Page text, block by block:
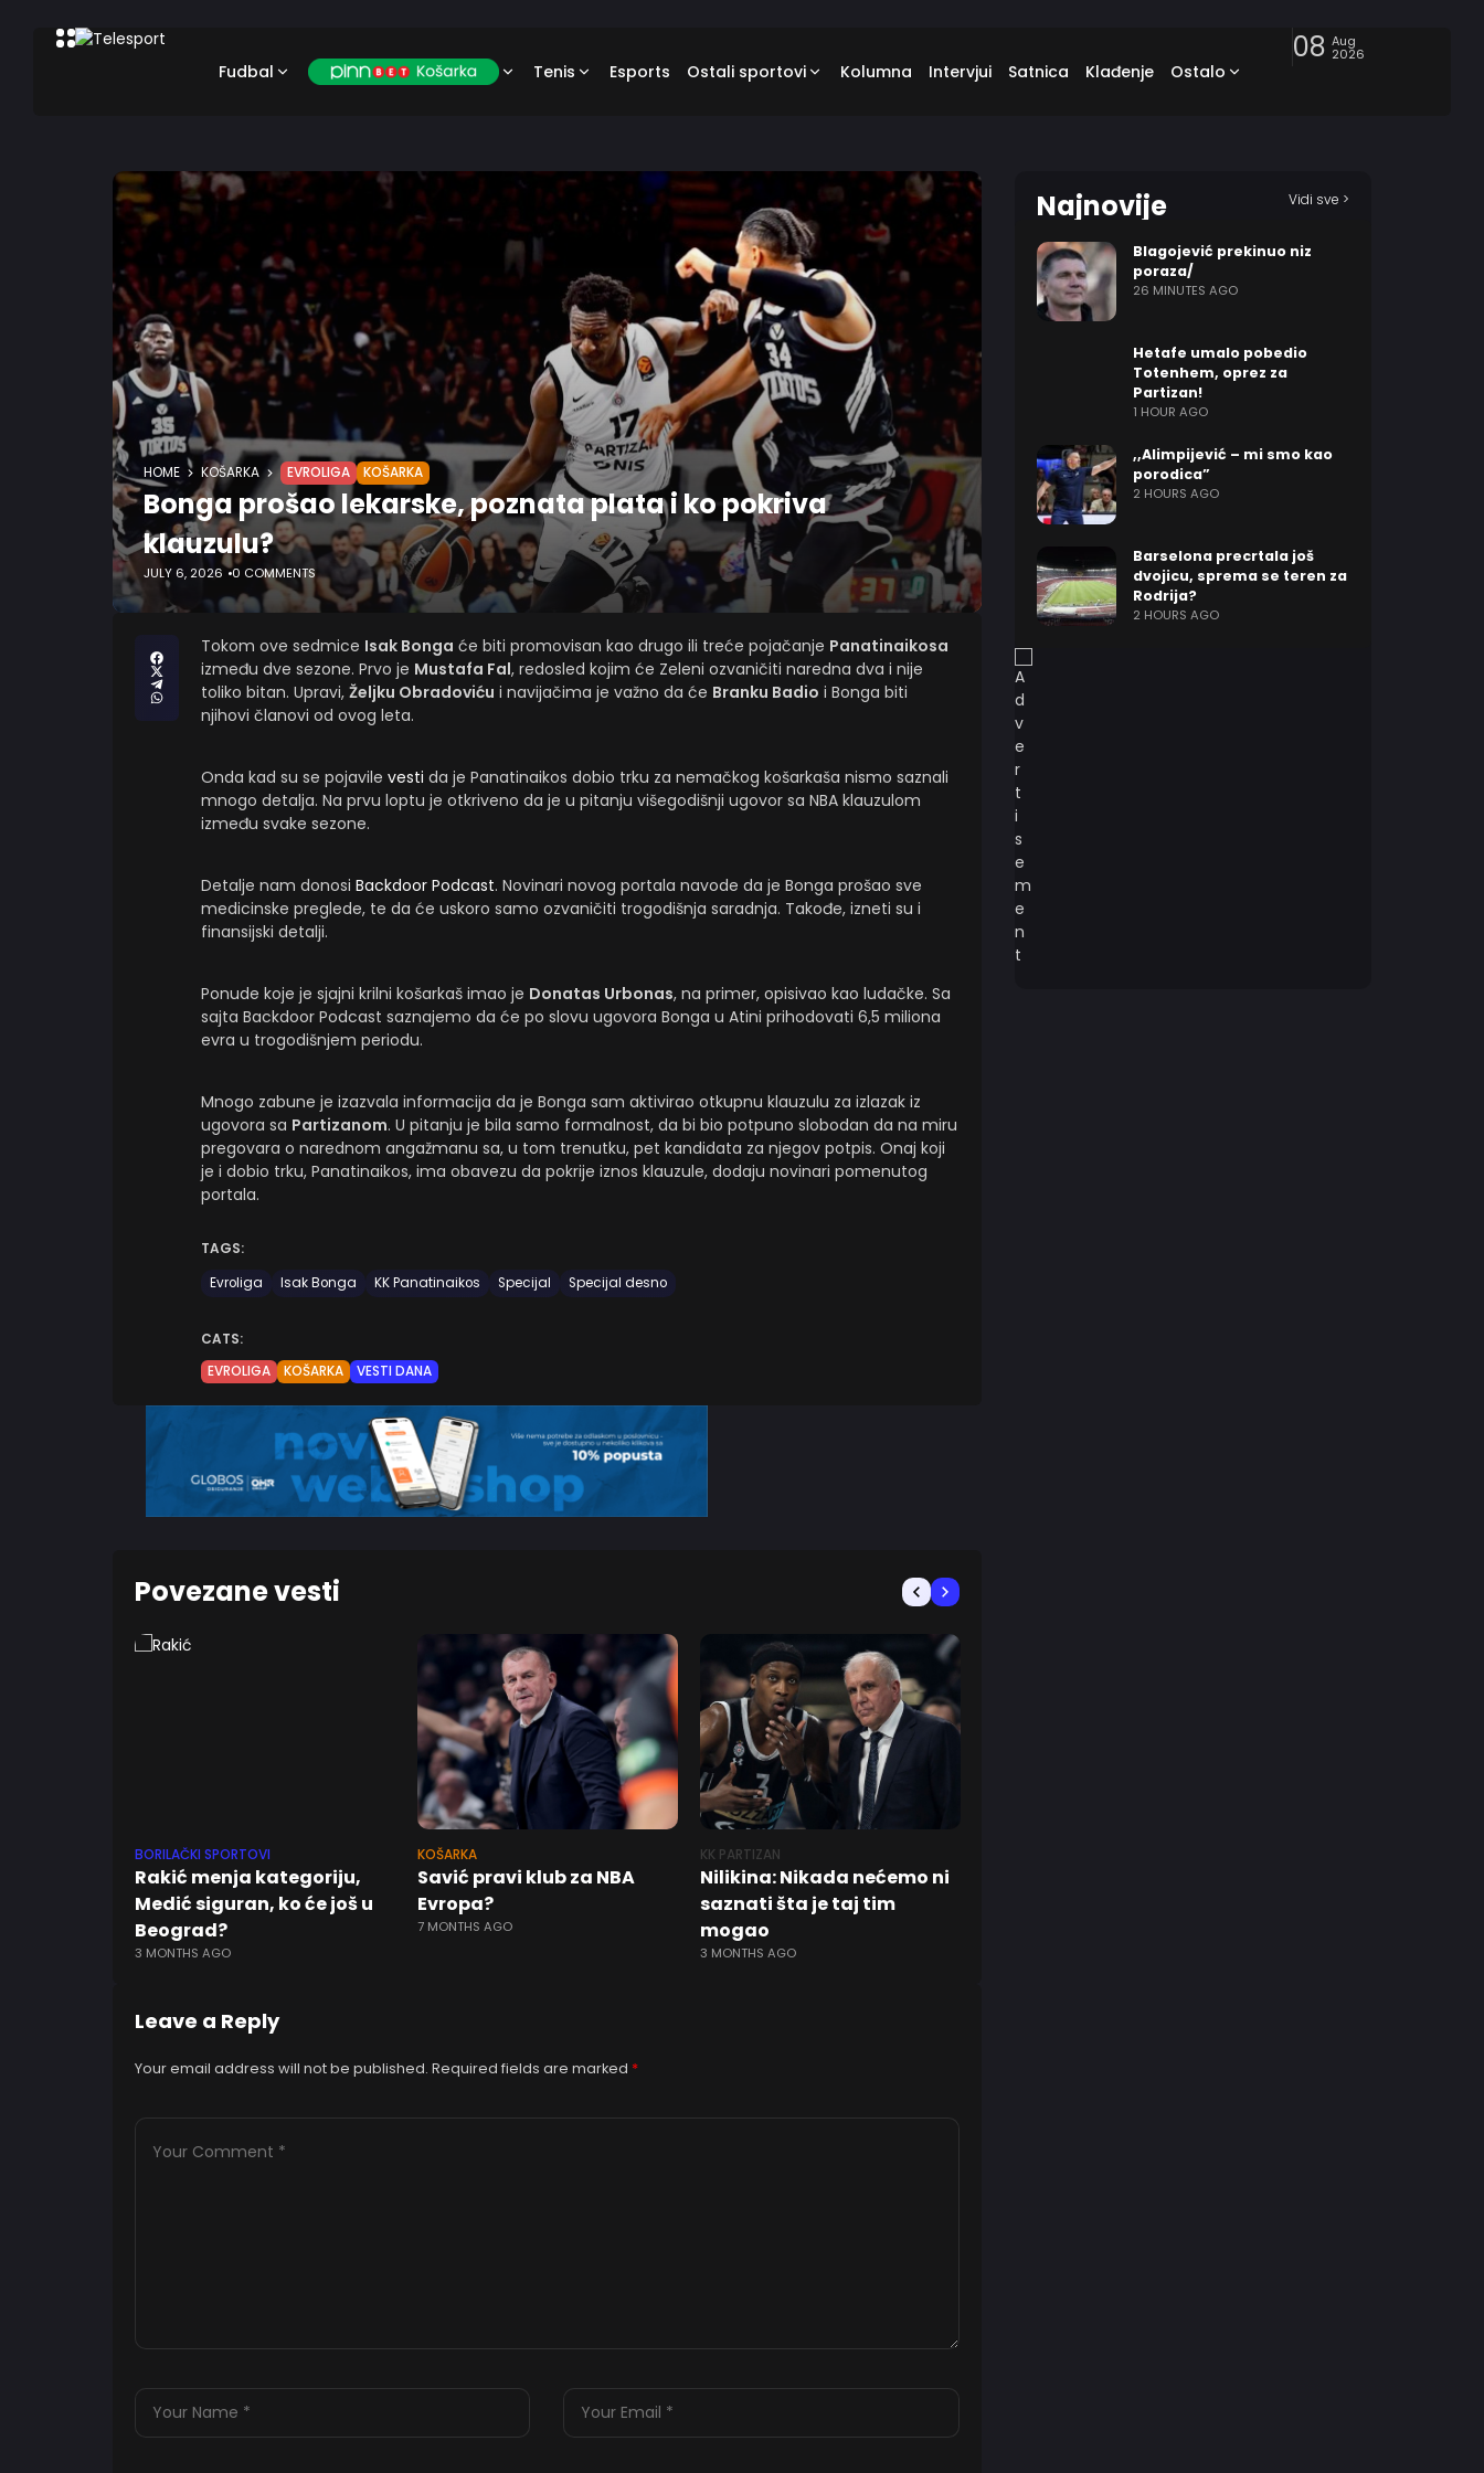
Fudbal Tenis Esports Ostali sportovi Kolumna Intervjui Satnica Klađenje Ostalo
08 Aug
2026
HOME KOŠARKA EVROLIGA KOŠARKA
Bonga prošao lekarske, poznata plata i ko pokriva
klauzulu?
JULY 6, 2026 0 COMMENTS
Tokom ove sedmice Isak Bonga će biti promovisan kao drugo ili treće pojačanje Panatinaikosa
između dve sezone. Prvo je Mustafa Fal, redosled kojim će Zeleni ozvaničiti naredna dva i nije
toliko bitan. Upravi, Željku Obradoviću i navijačima je važno da će Branku Badio i Bonga biti
njihovi članovi od ovog leta.
Onda kad su se pojavile vesti da je Panatinaikos dobio trku za nemačkog košarkaša nismo saznali
mnogo detalja. Na prvu loptu je otkriveno da je u pitanju višegodišnji ugovor sa NBA klauzulom
između svake sezone.
Detalje nam donosi Backdoor Podcast. Novinari novog portala navode da je Bonga prošao sve
medicinske preglede, te da će uskoro samo ozvaničiti trogodišnja saradnja. Takođe, izneti su i
finansijski detalji.
Ponude koje je sjajni krilni košarkaš imao je Donatas Urbonas, na primer, opisivao kao ludačke. Sa
sajta Backdoor Podcast saznajemo da će po slovu ugovora Bonga u Atini prihodovati 6,5 miliona
evra u trogodišnjem periodu.
Mnogo zabune je izazvala informacija da je Bonga sam aktivirao otkupnu klauzulu za izlazak iz
ugovora sa Partizanom. U pitanju je bila samo formalnost, da bi bio potpuno slobodan da na miru
pregovara o narednom angažmanu sa, u tom trenutku, pet kandidata za njegov potpis. Onaj koji
je i dobio trku, Panatinaikos, ima obavezu da pokrije iznos klauzule, dodaju novinari pomenutog
portala.
TAGS:
Evroliga
Isak Bonga KK Panatinaikos Specijal Specijal desno
CATS:
EVROLIGA
KOŠARKA VESTI DANA
Povezane vesti
BORILAČKI SPORTOVI
Rakić menja kategoriju,
Medić siguran, ko će još u
Beograd?
3 MONTHS AGO
KOŠARKA
Savić pravi klub za NBA
Evropa?
7 MONTHS AGO
KK PARTIZAN
Nilikina: Nikada nećemo ni
saznati šta je taj tim
mogao
3 MONTHS AGO
Leave a Reply
Your email address will not be published. Required fields are marked *
Najnovije Vidi sve >
Blagojević prekinuo niz
poraza/
26 MINUTES AGO
Hetafe umalo pobedio
Totenhem, oprez za
Partizan!
1 HOUR AGO
,,Alimpijević – mi smo kao
porodica”
2 HOURS AGO
Barselona precrtala još
dvojicu, sprema se teren za
Rodrija?
2 HOURS AGO